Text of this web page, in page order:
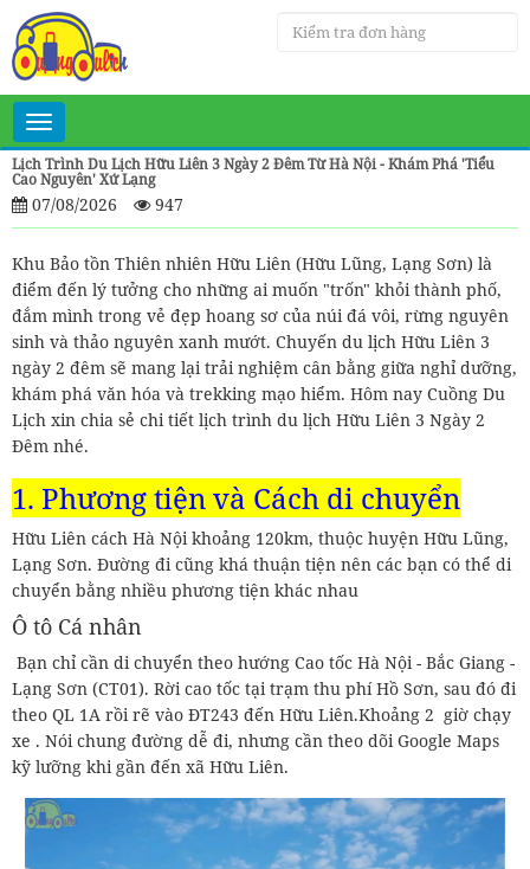
Toggle
navigation
Lịch Trình Du Lịch Hữu Liên 3 Ngày 2 Đêm Từ Hà Nội - Khám Phá 'Tiểu
Cao Nguyên' Xứ Lạng
07/08/2026 947
Khu Bảo tồn Thiên nhiên Hữu Liên (Hữu Lũng, Lạng Sơn) là
điểm đến lý tưởng cho những ai muốn "trốn" khỏi thành phố,
đắm mình trong vẻ đẹp hoang sơ của núi đá vôi, rừng nguyên
sinh và thảo nguyên xanh mướt. Chuyến du lịch Hữu Liên 3
ngày 2 đêm sẽ mang lại trải nghiệm cân bằng giữa nghỉ dưỡng,
khám phá văn hóa và trekking mạo hiểm. Hôm nay Cuồng Du
Lịch xin chia sẻ chi tiết lịch trình du lịch Hữu Liên 3 Ngày 2
Đêm nhé.
1. Phương tiện và Cách di chuyển
Hữu Liên cách Hà Nội khoảng 120km, thuộc huyện Hữu Lũng,
Lạng Sơn. Đường đi cũng khá thuận tiện nên các bạn có thể di
chuyển bằng nhiều phương tiện khác nhau
Ô tô Cá nhân
Bạn chỉ cần di chuyển theo hướng Cao tốc Hà Nội - Bắc Giang -
Lạng Sơn (CT01). Rời cao tốc tại trạm thu phí Hồ Sơn, sau đó đi
theo QL 1A rồi rẽ vào ĐT243 đến Hữu Liên.Khoảng 2 giờ chạy
xe . Nói chung đường dễ đi, nhưng cần theo dõi Google Maps
kỹ lưỡng khi gần đến xã Hữu Liên.